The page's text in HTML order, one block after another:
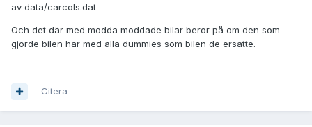
av data/carcols.dat
Och det där med modda moddade bilar beror på om den som
gjorde bilen har med alla dummies som bilen de ersatte.
Citera